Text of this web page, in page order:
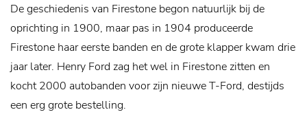
De geschiedenis van Firestone begon natuurlijk bij de
oprichting in 1900, maar pas in 1904 produceerde
Firestone haar eerste banden en de grote klapper kwam drie
jaar later. Henry Ford zag het wel in Firestone zitten en
kocht 2000 autobanden voor zijn nieuwe T-Ford, destijds
een erg grote bestelling.